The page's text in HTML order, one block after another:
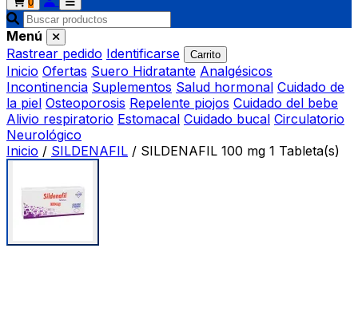
Menú
Rastrear pedido Identificarse Carrito
Inicio Ofertas Suero Hidratante Analgésicos
Incontinencia Suplementos Salud hormonal Cuidado de
la piel Osteoporosis Repelente piojos Cuidado del bebe
Alivio respiratorio Estomacal Cuidado bucal Circulatorio
Neurológico
Inicio / SILDENAFIL / SILDENAFIL 100 mg 1 Tableta(s)